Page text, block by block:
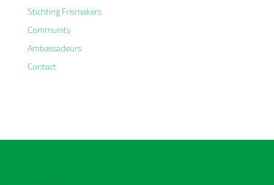
Stichting Frismakers
Community
Ambassadeurs
Contact